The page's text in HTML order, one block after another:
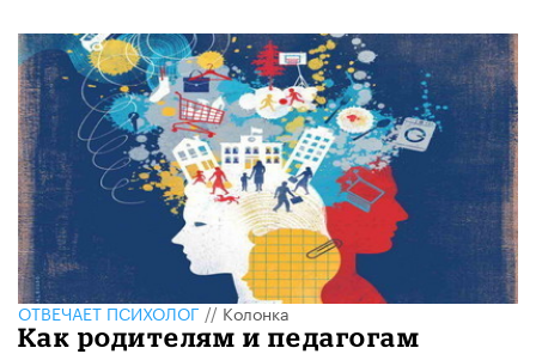
ОТВЕЧАЕТ ПСИХОЛОГ//Колонка
Как родителям и педагогам